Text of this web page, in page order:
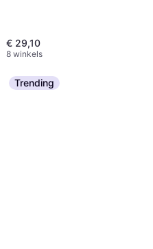
€ 29,10
8 winkels
Trending